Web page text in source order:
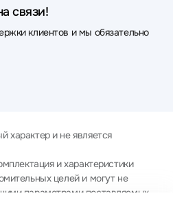
связи!
клиентов и мы обязательно
характер и не является
и характеристики
целей и могут не
параметрами поставляемых